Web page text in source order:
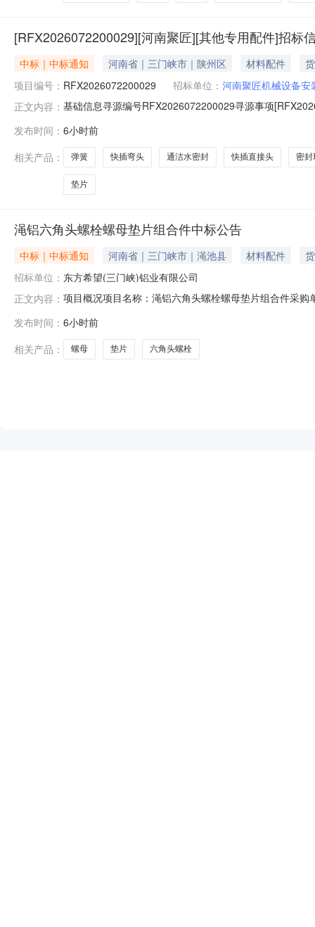
[RFX2026072200029][河南聚匠][其他专用配件]招标
中标｜中标通知 河南省｜三门峡市｜陕州区 材料配件
项目编号： RFX2026072200029 招标单位： 河南聚匠机械设备安
正文内容： 基础信息寻源编号RFX2026072200029寻源事项
单位供应商编码供应商名称中标数量中标金额中标比例
发布时间： 6小时前
相关产品：
弹簧 快插弯头 通洁水密封 快插直接头 密封
垫片
渑铝六角头螺栓螺母垫片组合件中标公告
中标｜中标通知 河南省｜三门峡市｜渑池县 材料配件
招标单位： 东方希望(三门峡)铝业有限公司
正文内容： 项目概况项目名称：渑铝六角头螺栓螺母垫片组合件采
发布时间： 6小时前
相关产品：
螺母 垫片 六角头螺栓